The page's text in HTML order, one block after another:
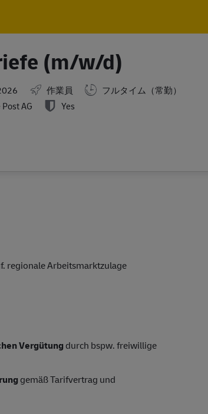
(m/w/d)
作業員
フルタイム（常勤）
AG Yes
regionale Arbeitsmarktzulage
Vergütung durch bspw. freiwillige
gemäß Tarifvertrag und